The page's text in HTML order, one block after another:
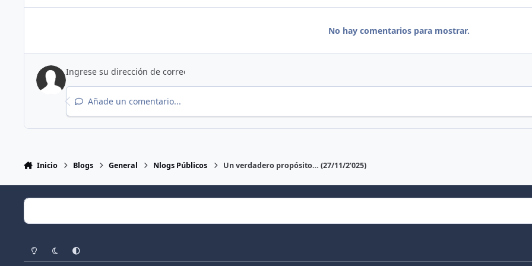
No hay comentarios para mostrar.
Añade un comentario...
Inicio Blogs General Nlogs Públicos Un verdadero propósito… (27/11/2’025)
Light ModeDark ModeSystem Preference